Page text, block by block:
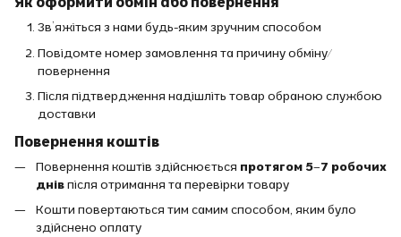
Зв’яжіться з нами будь-яким зручним способом
Повідомте номер замовлення та причину обміну/
повернення
Після підтвердження надішліть товар обраною службою
доставки
Повернення коштів
Повернення коштів здійснюється протягом 5–7 робочих
днівпісля отримання та перевірки товару
Кошти повертаються тим самим способом, яким було
здійснено оплату